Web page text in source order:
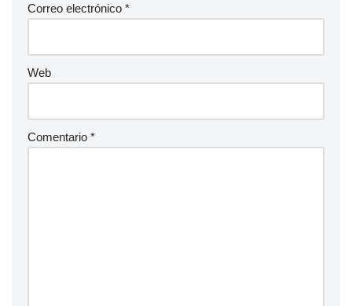
Correo electrónico *
Web
Comentario *